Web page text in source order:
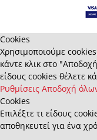
Cookies
Χρησιμοποιούμε
κάντε κλικ στο
είδους cookies θέλετε
Ρυθμίσεις Αποδοχή
Cookies
Επιλέξτε τι είδους
αποθηκευτεί για ένα